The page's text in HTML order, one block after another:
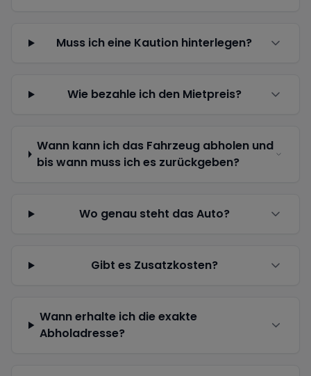
Muss ich eine Kaution hinterlegen?
Wie bezahle ich den Mietpreis?
Wann kann ich das Fahrzeug abholen und
bis wann muss ich es zurückgeben?
Wo genau steht das Auto?
Gibt es Zusatzkosten?
Wann erhalte ich die exakte
Abholadresse?